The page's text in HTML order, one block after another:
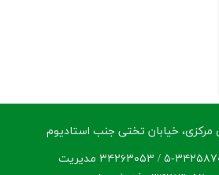
خیابان تختی جنب استادیوم